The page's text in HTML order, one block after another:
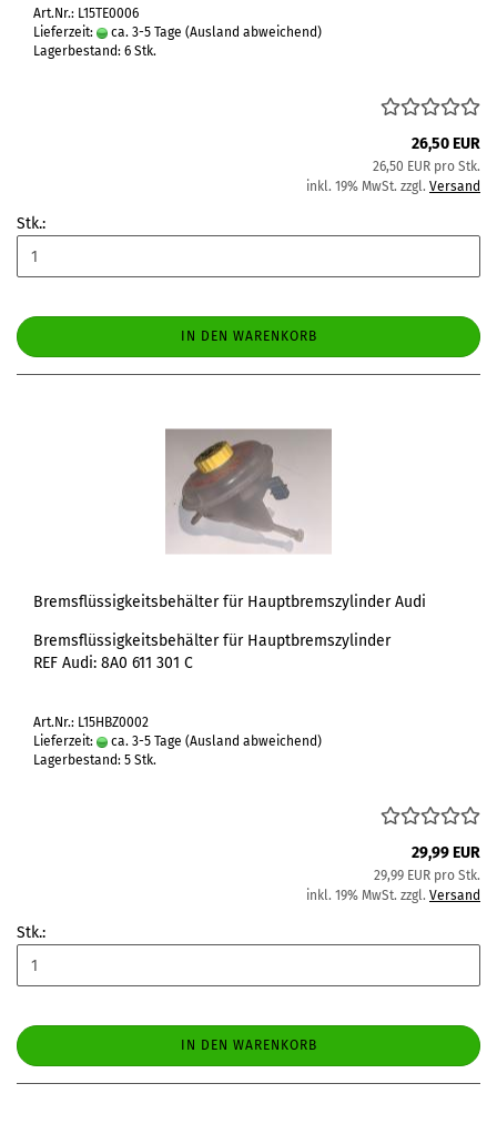
Art.Nr.: L15TE0006
Lieferzeit:
ca. 3-5 Tage (Ausland abweichend)
Lagerbestand: 6 Stk.
26,50 EUR
26,50 EUR pro Stk.
inkl. 19% MwSt. zzgl. Versand
Stk.:
IN DEN WARENKORB
Bremsflüssigkeitsbehälter für Hauptbremszylinder Audi
Bremsflüssigkeitsbehälter für Hauptbremszylinder
REF Audi: 8A0 611 301 C
Art.Nr.: L15HBZ0002
Lieferzeit:
ca. 3-5 Tage (Ausland abweichend)
Lagerbestand: 5 Stk.
29,99 EUR
29,99 EUR pro Stk.
inkl. 19% MwSt. zzgl. Versand
Stk.:
IN DEN WARENKORB